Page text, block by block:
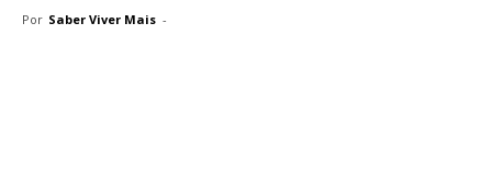
Por Saber Viver Mais -